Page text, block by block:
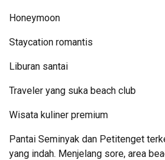
Honeymoon
Staycation romantis
Liburan santai
Traveler yang suka beach club
Wisata kuliner premium
Pantai Seminyak dan Petitenget
yang indah. Menjelang sore, area